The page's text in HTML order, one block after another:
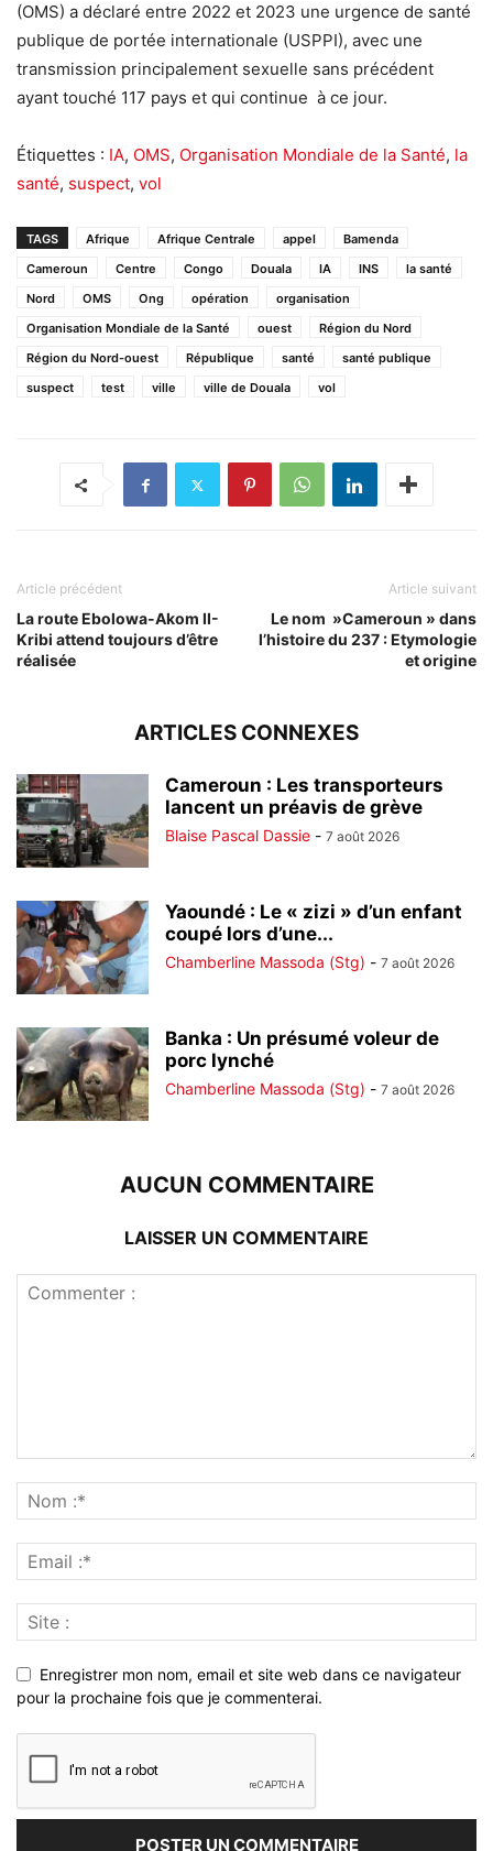
(OMS) a déclaré entre 2022 et 2023 une urgence de santé
publique de portée internationale (USPPI), avec une
transmission principalement sexuelle sans précédent
ayant touché 117 pays et qui continue à ce jour.
Étiquettes : IA, OMS, Organisation Mondiale de la Santé, la
santé, suspect, vol
TAGS Afrique Afrique Centrale appel
Bamenda
Cameroun
Centre Congo Douala IA INS
la santé
Nord
OMS Ong opération
organisation
Organisation Mondiale de la Santé
ouest
Région du Nord
Région du Nord-ouest
République santé
santé publique
suspect
test ville ville de Douala vol
Article précédent
La route Ebolowa-Akom II-
Kribi attend toujours d’être
réalisée
Article suivant
Le nom »Cameroun » dans
l’histoire du 237 : Etymologie
et origine
ARTICLES CONNEXES
Cameroun : Les transporteurs
lancent un préavis de grève
Blaise Pascal Dassie - 7 août 2026
Yaoundé : Le « zizi » d’un enfant
coupé lors d’une...
Chamberline Massoda (Stg) - 7 août 2026
Banka : Un présumé voleur de
porc lynché
Chamberline Massoda (Stg) - 7 août 2026
AUCUN COMMENTAIRE
LAISSER UN COMMENTAIRE
Enregistrer mon nom, email et site web dans ce navigateur
pour la prochaine fois que je commenterai.